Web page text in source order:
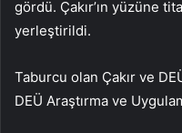
gördü. Çakır’ın yüzüne
yerleştirildi.
Taburcu olan Çakır ve
DEÜ Araştırma ve